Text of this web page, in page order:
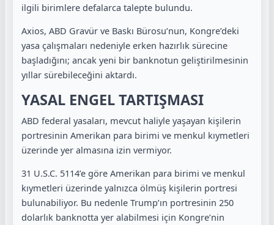
ilgili birimlere defalarca talepte bulundu.
Axios, ABD Gravür ve Baskı Bürosu’nun, Kongre’deki
yasa çalışmaları nedeniyle erken hazırlık sürecine
başladığını; ancak yeni bir banknotun geliştirilmesinin
yıllar sürebileceğini aktardı.
YASAL ENGEL TARTIŞMASI
ABD federal yasaları, mevcut haliyle yaşayan kişilerin
portresinin Amerikan para birimi ve menkul kıymetleri
üzerinde yer almasına izin vermiyor.
31 U.S.C. 5114’e göre Amerikan para birimi ve menkul
kıymetleri üzerinde yalnızca ölmüş kişilerin portresi
bulunabiliyor. Bu nedenle Trump’ın portresinin 250
dolarlık banknotta yer alabilmesi için Kongre’nin